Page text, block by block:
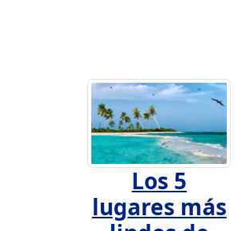
Los 5
lugares más